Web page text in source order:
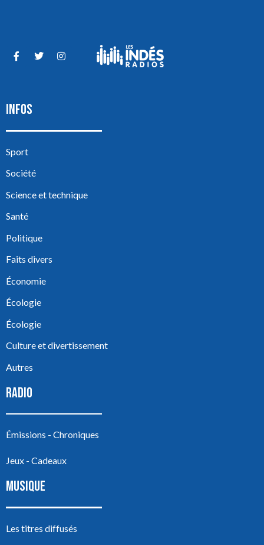
INFOS
Sport
Société
Science et technique
Santé
Politique
Faits divers
Économie
Écologie
Écologie
Culture et divertissement
Autres
RADIO
Émissions - Chroniques
Jeux - Cadeaux
MUSIQUE
Les titres diffusés